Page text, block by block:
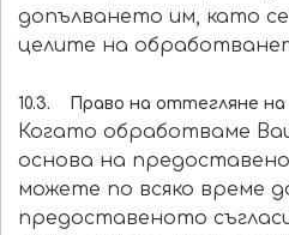
допълването им, като
целите на
10.3. Право на оттегляне на
Когато обработваме
основа на
можете по всяко време
предоставеното